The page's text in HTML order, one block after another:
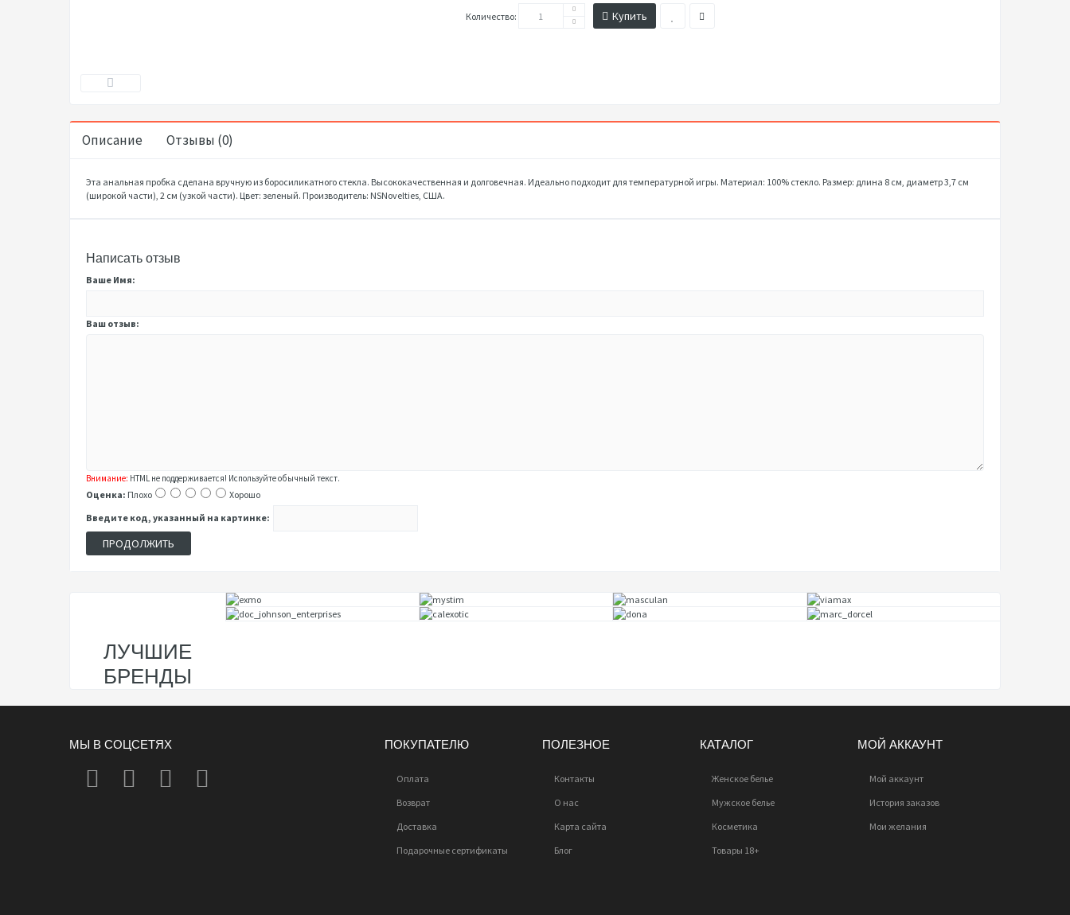
Количество: Купить
Описание Отзывы (0)
Эта анальная пробка сделана вручную из боросиликатного стекла. Высококачественная и долговечная. Идеально подходит для температурной игры. Материал: 100% стекло. Размер: длина 8 см, диаметр 3,7 см
(широкой части), 2 см (узкой части). Цвет: зеленый. Производитель: NSNovelties, США.
Написать отзыв
Ваше Имя:
Ваш отзыв:
Внимание: HTML не поддерживается! Используйте обычный текст.
Оценка: Плохо
Хорошо
Введите код, указанный на картинке:
ПРОДОЛЖИТЬ
ЛУЧШИЕ
БРЕНДЫ
МЫ В СОЦСЕТЯХ ПОКУПАТЕЛЮ
Оплата
Возврат
Доставка
Подарочные сертификаты
ПОЛЕЗНОЕ
Контакты
О нас
Карта сайта
Блог
КАТАЛОГ
Женское белье
Мужское белье
Косметика
Товары 18+
МОЙ АККАУНТ
Мой аккаунт
История заказов
Мои желания